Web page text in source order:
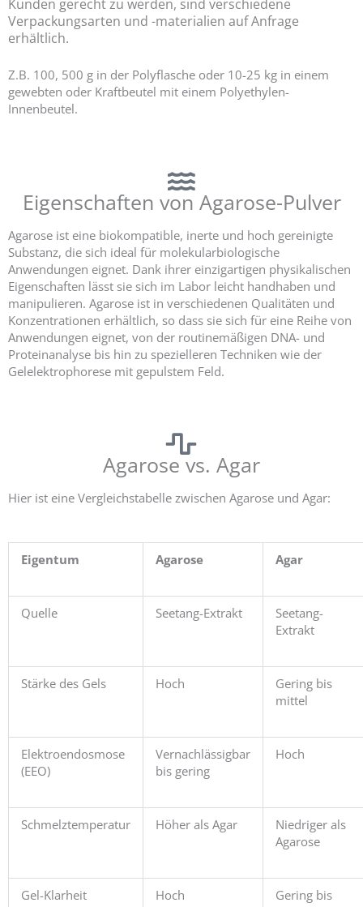
Kunden gerecht zu werden, sind verschiedene
Verpackungsarten und -materialien auf Anfrage
erhältlich.
Z.B. 100, 500 g in der Polyflasche oder 10-25 kg in einem
gewebten oder Kraftbeutel mit einem Polyethylen-
Innenbeutel.
Eigenschaften von Agarose-Pulver
Agarose ist eine biokompatible, inerte und hoch gereinigte
Substanz, die sich ideal für molekularbiologische
Anwendungen eignet. Dank ihrer einzigartigen physikalischen
Eigenschaften lässt sie sich im Labor leicht handhaben und
manipulieren. Agarose ist in verschiedenen Qualitäten und
Konzentrationen erhältlich, so dass sie sich für eine Reihe von
Anwendungen eignet, von der routinemäßigen DNA- und
Proteinanalyse bis hin zu spezielleren Techniken wie der
Gelelektrophorese mit gepulstem Feld.
Agarose vs. Agar
Hier ist eine Vergleichstabelle zwischen Agarose und Agar:
Eigentum Agarose Agar
Quelle Seetang-Extrakt
Seetang-
Extrakt
Stärke des Gels Hoch
Gering bis
mittel
Elektroendosmose
(EEO)
Vernachlässigbar
bis gering
Hoch
Schmelztemperatur Höher als Agar
Niedriger als
Agarose
Gel-Klarheit Hoch
Gering bis